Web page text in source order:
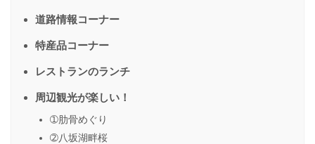
道路情報コーナー
特産品コーナー
レストランのランチ
周辺観光が楽しい！
➀肋骨めぐり
➁八坂湖畔桜